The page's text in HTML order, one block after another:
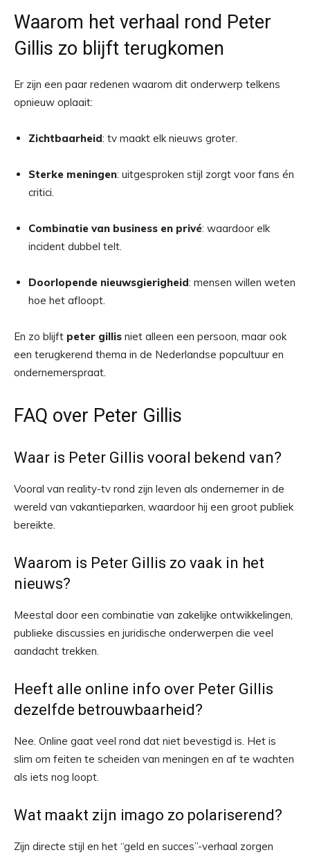
Waarom het verhaal rond Peter
Gillis zo blijft terugkomen
Er zijn een paar redenen waarom dit onderwerp telkens
opnieuw oplaait:
Zichtbaarheid: tv maakt elk nieuws groter.
Sterke meningen: uitgesproken stijl zorgt voor fans én
critici.
Combinatie van business en privé: waardoor elk
incident dubbel telt.
Doorlopende nieuwsgierigheid: mensen willen weten
hoe het afloopt.
En zo blijft peter gillis niet alleen een persoon, maar ook
een terugkerend thema in de Nederlandse popcultuur en
ondernemerspraat.
FAQ over Peter Gillis
Waar is Peter Gillis vooral bekend van?
Vooral van reality-tv rond zijn leven als ondernemer in de
wereld van vakantieparken, waardoor hij een groot publiek
bereikte.
Waarom is Peter Gillis zo vaak in het
nieuws?
Meestal door een combinatie van zakelijke ontwikkelingen,
publieke discussies en juridische onderwerpen die veel
aandacht trekken.
Heeft alle online info over Peter Gillis
dezelfde betrouwbaarheid?
Nee. Online gaat veel rond dat niet bevestigd is. Het is
slim om feiten te scheiden van meningen en af te wachten
als iets nog loopt.
Wat maakt zijn imago zo polariserend?
Zijn directe stijl en het “geld en succes”-verhaal zorgen